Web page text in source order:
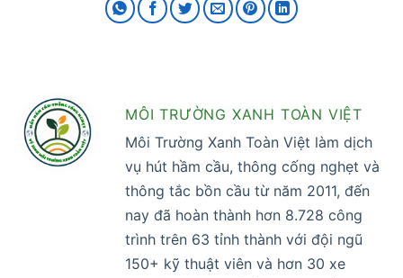
MÔI TRƯỜNG XANH TOÀN VIỆT
Môi Trường Xanh Toàn Việt làm dịch
vụ hút hầm cầu, thông cống nghẹt và
thông tắc bồn cầu từ năm 2011, đến
nay đã hoàn thành hơn 8.728 công
trình trên 63 tỉnh thành với đội ngũ
150+ kỹ thuật viên và hơn 30 xe